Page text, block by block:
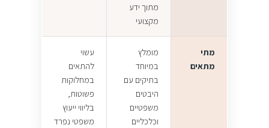
מתוך ידע
מקצועי
מתי
מתאים
מומלץ
במיוחד
בתיקים עם
היבטים
משפטיים
וכלכליים
עשוי
להתאים
במחלוקות
פשוטות,
בליווי ייעוץ
משפטי נפרד